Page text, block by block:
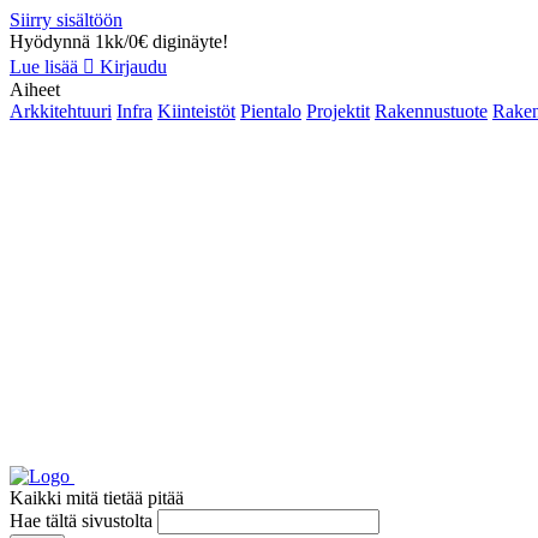
Siirry sisältöön
Hyödynnä 1kk/0€ diginäyte!
Lue lisää
Kirjaudu
Aiheet
Arkkitehtuuri Infra Kiinteistöt Pientalo Projektit Rakennustuote
Kaikki mitä tietää pitää
Hae tältä sivustolta